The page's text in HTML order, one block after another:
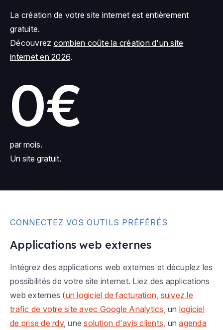
La création de votre site internet est entièrement
gratuite.
Découvrez combien coûte la création d'un site
internet en 2026.
0€
par mois.
Un site gratuit.
CONNECTEZ VOS OUTILS PRÉFÉRÉS
Applications web externes
Intégrez des applications web externes et décuplez les
possibilités de votre site internet. Liez des applications
web externes (un logiciel de facturation, suivez le
trafic de votre site avec Google Analytics, un logiciel
de prise de rdv, unesolution d'avis clients, unagenda